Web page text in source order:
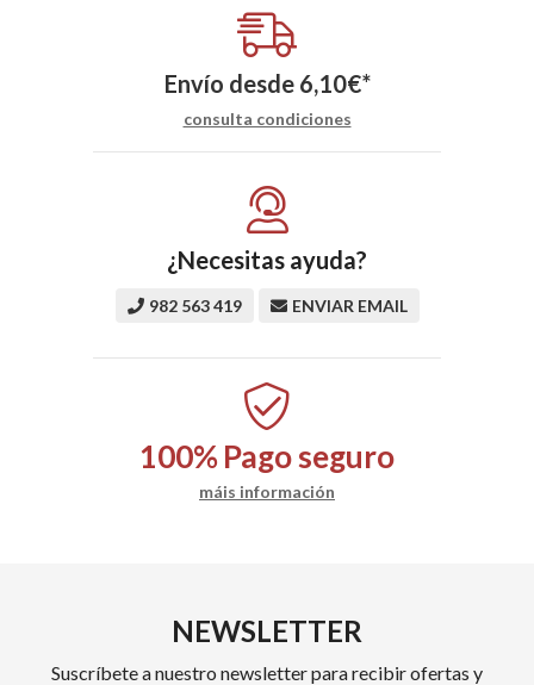
Envío desde 6,10€*
consulta condiciones
¿Necesitas ayuda?
982 563 419 ENVIAR EMAIL
100%Pago seguro
máis información
NEWSLETTER
Suscríbete a nuestro newsletter para recibir ofertas y